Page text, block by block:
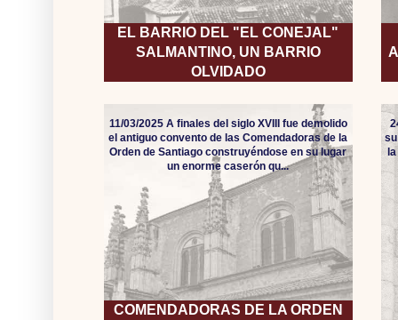
EL BARRIO DEL "EL CONEJAL"
SALMANTINO, UN BARRIO
OLVIDADO
COMENDADORAS DE LA ORDEN
11/03/2025 A finales del siglo XVIII fue demolido
el antiguo convento de las Comendadoras de la
Orden de Santiago construyéndose en su lugar
un enorme caserón qu...